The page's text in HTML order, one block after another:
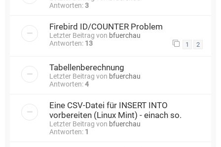
Antworten:3
Firebird ID/COUNTER Problem
Letzter Beitrag von bfuerchau
Antworten: 13 1 2
Tabellenberechnung
Letzter Beitrag von bfuerchau
Antworten:4
Eine CSV-Datei für INSERT INTO
vorbereiten (Linux Mint) - einach so.
Letzter Beitrag von bfuerchau
Antworten: 1